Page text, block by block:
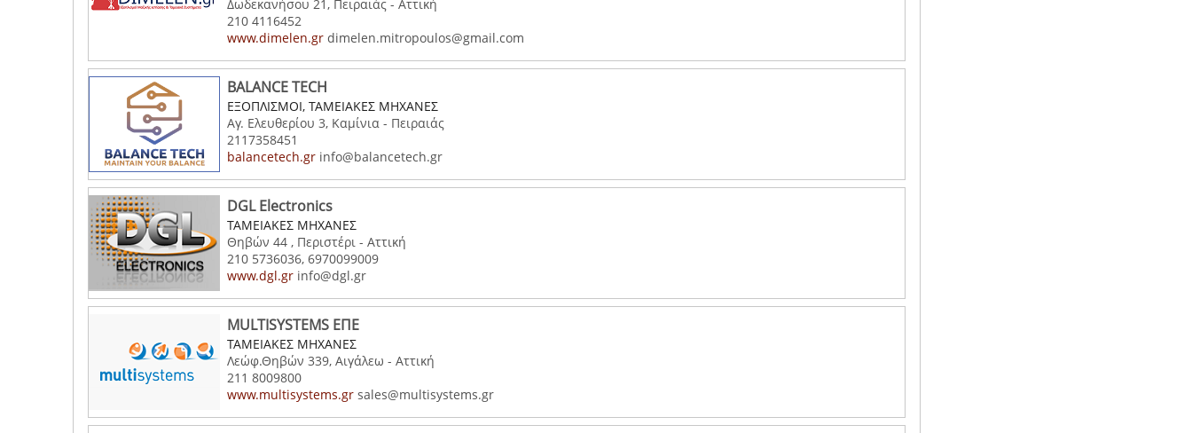
Δωδεκανήσου 21, Πειραιάς - Αττική
210 4116452
www.dimelen.gr dimelen.mitropoulos@gmail.com
BALANCE TECH
ΕΞΟΠΛΙΣΜΟΙ, ΤΑΜΕΙΑΚΕΣ ΜΗΧΑΝΕΣ
Αγ. Ελευθερίου 3, Καμίνια - Πειραιάς
2117358451
balancetech.gr info@balancetech.gr
DGL Electronics
ΤΑΜΕΙΑΚΕΣ ΜΗΧΑΝΕΣ
Θηβών 44 , Περιστέρι - Αττική
210 5736036, 6970099009
www.dgl.gr info@dgl.gr
MULTISYSTEMS ΕΠΕ
ΤΑΜΕΙΑΚΕΣ ΜΗΧΑΝΕΣ
Λεώφ.Θηβών 339, Αιγάλεω - Αττική
211 8009800
www.multisystems.gr sales@multisystems.gr